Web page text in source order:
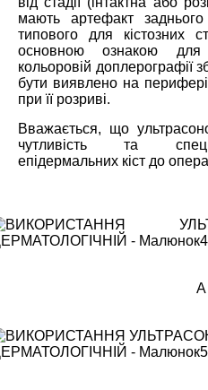
мають артефакт заднього
типового для кістозних
основною ознакою для
кольоровій доплерографії
бути виявлено на
при її розриві.
Вважається, що
чутливість та
епідермальних кіст до
A